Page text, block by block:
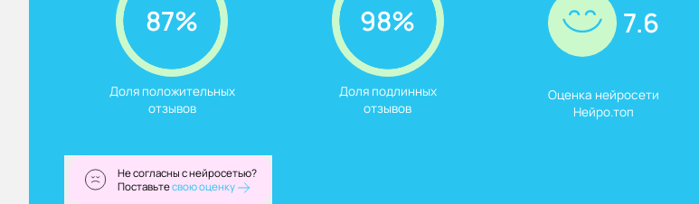
87%
Доля положительных
отзывов
98%
Доля подлинных
отзывов
7.6
Оценка нейросети
Нейро.топ
Не согласны с нейросетью?
Поставьтесвою оценку